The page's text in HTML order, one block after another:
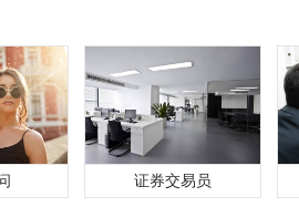
证券交易员